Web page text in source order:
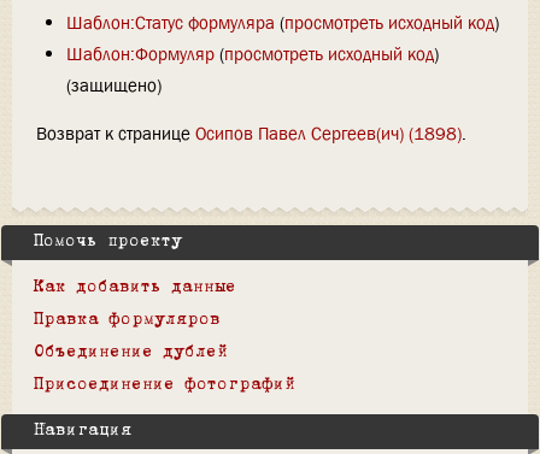
Шаблон:Статус формуляра (просмотреть исходный код)
Шаблон:Формуляр(просмотреть исходный код)
(защищено)
Возврат к странице Осипов Павел Сергеев(ич) (1898).
Помочь проекту
Как добавить данные
Правка формуляров
Объединение дублей
Присоединение фотографий
Навигация